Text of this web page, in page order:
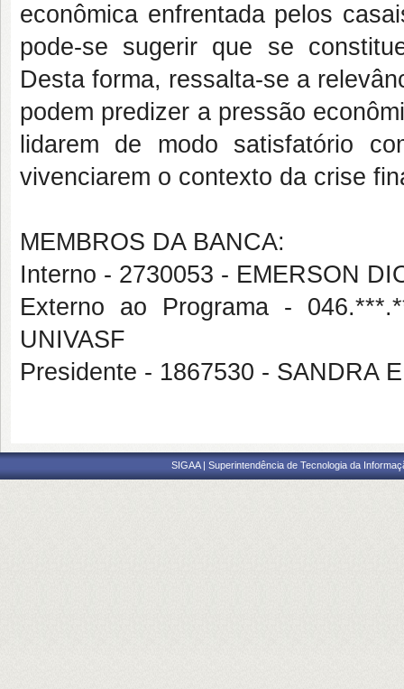
econômica enfrentada pelos
pode-se sugerir que se
Desta forma, ressalta-se a
podem predizer a pressão
lidarem de modo satisfatório
vivenciarem o contexto da crise
MEMBROS DA BANCA:
Interno - 2730053 - EMERSON
Externo ao Programa -
UNIVASF
Presidente - 1867530 - SANDRA
SIGAA | Superintendência de Tecnologia da